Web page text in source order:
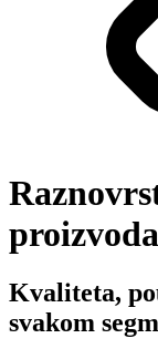
Kvaliteta,
svakom